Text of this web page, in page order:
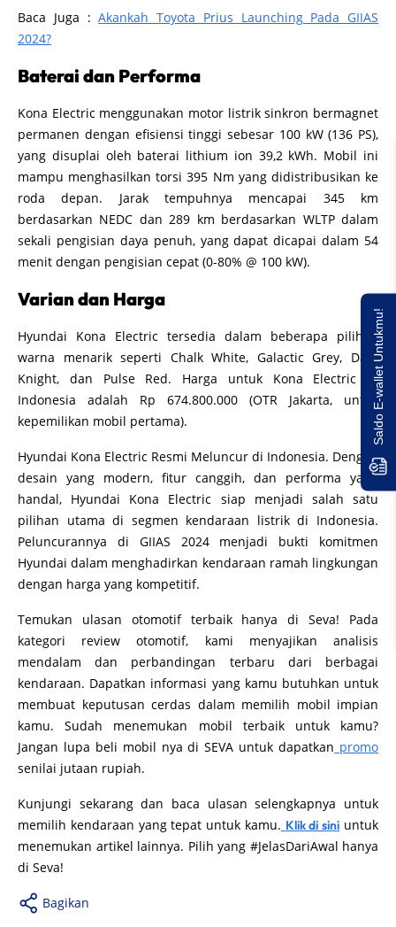
Baca Juga :Akankah Toyota Prius Launching Pada GIIAS
2024?
Baterai dan Performa
Kona Electric menggunakan motor listrik sinkron bermagnet
permanen dengan efisiensi tinggi sebesar 100 kW (136 PS),
yang disuplai oleh baterai lithium ion 39,2 kWh. Mobil ini
mampu menghasilkan torsi 395 Nm yang didistribusikan ke
roda depan. Jarak tempuhnya mencapai 345 km
berdasarkan NEDC dan 289 km berdasarkan WLTP dalam
sekali pengisian daya penuh, yang dapat dicapai dalam 54
menit dengan pengisian cepat (0-80% @ 100 kW).
Varian dan Harga
Hyundai Kona Electric tersedia dalam beberapa pilihan
warna menarik seperti Chalk White, Galactic Grey, Dark
Knight, dan Pulse Red. Harga untuk Kona Electric di
Indonesia adalah Rp 674.800.000 (OTR Jakarta, untuk
kepemilikan mobil pertama).
Hyundai Kona Electric Resmi Meluncur di Indonesia. Dengan
desain yang modern, fitur canggih, dan performa yang
handal, Hyundai Kona Electric siap menjadi salah satu
pilihan utama di segmen kendaraan listrik di Indonesia.
Peluncurannya di GIIAS 2024 menjadi bukti komitmen
Hyundai dalam menghadirkan kendaraan ramah lingkungan
dengan harga yang kompetitif.
Temukan ulasan otomotif terbaik hanya di Seva! Pada
kategori review otomotif, kami menyajikan analisis
mendalam dan perbandingan terbaru dari berbagai
kendaraan. Dapatkan informasi yang kamu butuhkan untuk
membuat keputusan cerdas dalam memilih mobil impian
kamu. Sudah menemukan mobil terbaik untuk kamu?
Jangan lupa beli mobil nya di SEVA untuk dapatkan promo
senilai jutaan rupiah.
Kunjungi sekarang dan baca ulasan selengkapnya untuk
memilih kendaraan yang tepat untuk kamu. Klik di sini untuk
menemukan artikel lainnya. Pilih yang #JelasDariAwal hanya
di Seva!
Bagikan
Saldo E-wallet Untukmu!